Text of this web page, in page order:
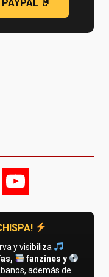
y visibiliza
fanzines y
además de